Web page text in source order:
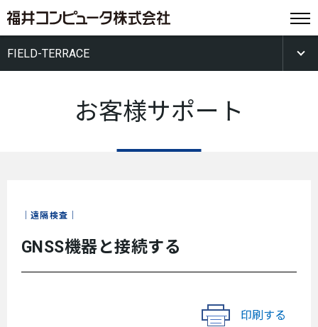
FIELD-TERRACE
お客様サポート
遠隔検査
GNSS機器と接続する
印刷する